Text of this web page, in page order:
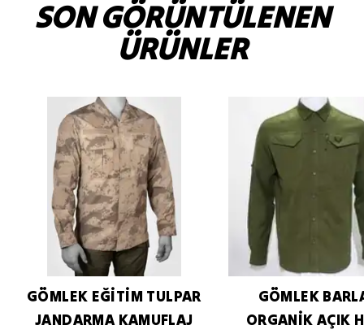
SON GÖRÜNTÜLENEN
ÜRÜNLER
GÖMLEK EĞİTİM TULPAR
JANDARMA KAMUFLAJ
GÖMLEK
ORGANİK AÇIK